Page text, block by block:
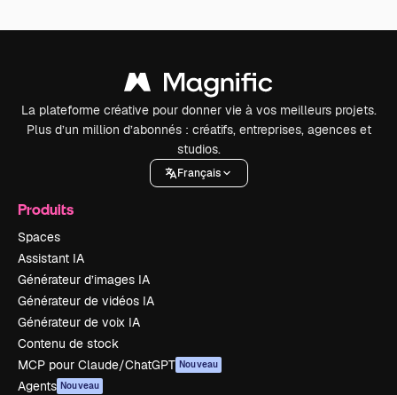
La plateforme créative pour donner vie à vos meilleurs projets.
Plus d’un million d’abonnés : créatifs, entreprises, agences et
studios.
Français
Produits
Spaces
Assistant IA
Générateur d’images IA
Générateur de vidéos IA
Générateur de voix IA
Contenu de stock
MCP pour Claude/ChatGPT Nouveau
Agents Nouveau